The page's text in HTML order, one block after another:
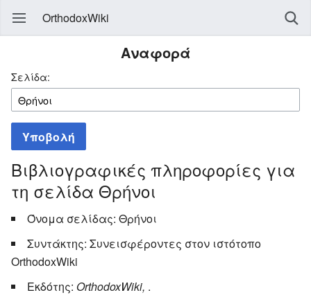
OrthodoxWiki
Αναφορά
Σελίδα:
Υποβολή
Βιβλιογραφικές πληροφορίες για
τη σελίδα Θρήνοι
Όνομα σελίδας: Θρήνοι
Συντάκτης: Συνεισφέροντες στον ιστότοπο
OrthodoxWiki
Εκδότης: OrthodoxWiki, .